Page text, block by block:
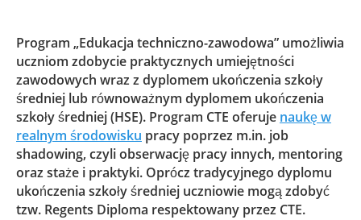
Program „Edukacja techniczno-zawodowa” umożliwia
uczniom zdobycie praktycznych umiejętności
zawodowych wraz z dyplomem ukończenia szkoły
średniej lub równoważnym dyplomem ukończenia
szkoły średniej (HSE). Program CTE oferuje naukę w
realnym środowisku pracy poprzez m.in. job
shadowing, czyli obserwację pracy innych, mentoring
oraz staże i praktyki. Oprócz tradycyjnego dyplomu
ukończenia szkoły średniej uczniowie mogą zdobyć
tzw. Regents Diploma respektowany przez CTE.